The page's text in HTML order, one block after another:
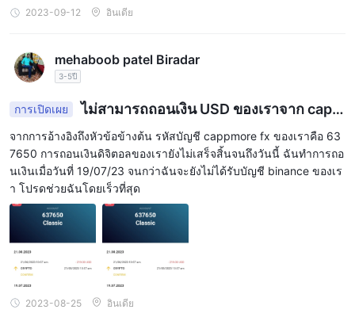
แบบการซื้อขายที่เป็นไปได้แบบเรียลไทม์
ทางเศรษฐกิจที่สำคัญและเหตุการณ์ที่อาจส่งผลต่อการซื้อขาย
เครื่องมือการซื้อขาย: CAPMOREFX นำเสนอเครื่องมือการซื้อขายที่
หลากหลาย การเทรดด้วยคลิกเดียว และอื่นๆ อีกมากมาย
ทรัพยากรการศึกษา: CAPMOREFX มีแหล่งข้อมูลด้านการศึกษา
มากมาย รวมถึงวิดีโอเพื่อการศึกษา ebooks และการสัมมนาผ่านเว็บ
เพื่อช่วยให้เทรดเดอร์พัฒนาทักษะและความรู้ในการเทรด
บทสรุป
CAPMOREFXเป็นโบรกเกอร์ forex และ cfd ออนไลน์ที่ให้บริการและ
เครื่องมือการซื้อขายที่หลากหลายแก่ผู้ค้าทุกระดับ โบรกเกอร์ให้ลูกค้า
เข้าถึงตลาดการเงินทั่วโลก สเปรดที่แข่งขันได้ และตัวเลือกของ
แพลตฟอร์มการซื้อขาย รวมถึงแพลตฟอร์ม metatrader 5 ที่เป็นที่นิยม
CAPMOREFX ยังให้การสนับสนุนลูกค้าผ่านช่องทางการสื่อสารต่างๆ
2023-09-12 อินเดีย
mehaboob patel Biradar
3-5ปี
การเปิดเผย
ไม่สามารถถอนเงิน USD ของเราจาก capp
จากการอ้างอิงถึงหัวข้อข้างต้น รหัสบัญชี cappmore fx ของเราคือ 63
7650 การถอนเงินดิจิตอลของเรายังไม่เสร็จสิ้นจนถึงวันนี้ ฉันทำการถอ
นเงินเมื่อวันที่ 19/07/23 จนกว่าฉันจะยังไม่ได้รับบัญชี binance ของเร
า โปรดช่วยฉันโดยเร็วที่สุด
2023-08-25 อินเดีย